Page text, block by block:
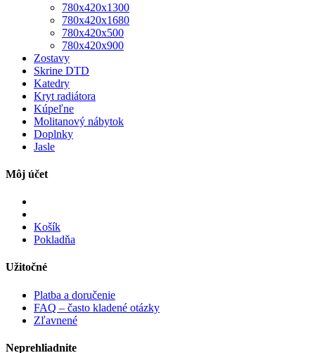
780x420x1300
780x420x1680
780x420x500
780x420x900
Zostavy
Skrine DTD
Katedry
Kryt radiátora
Kúpeľne
Molitanový nábytok
Doplnky
Jasle
Môj účet
Košík
Pokladňa
Užitočné
Platba a doručenie
FAQ – často kladené otázky
Zľavnené
Neprehliadnite